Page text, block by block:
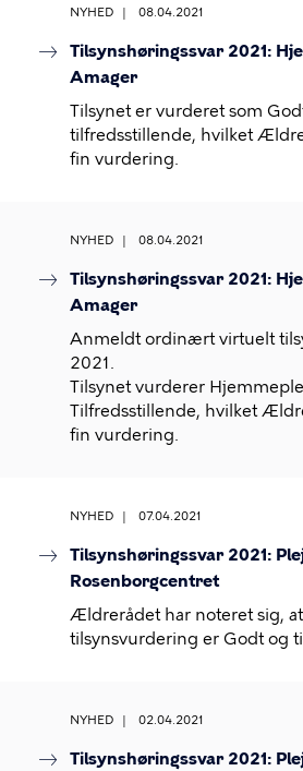
NYHED 08.04.2021
Tilsynshøringssvar 2021:
Amager
Tilsynet er vurderet som
tilfredsstillende, hvilket
fin vurdering.
NYHED 08.04.2021
Tilsynshøringssvar 2021:
Amager
Anmeldt ordinært virtuelt
2021.
Tilsynet vurderer
Tilfredsstillende, hvilket
fin vurdering.
NYHED 07.04.2021
Tilsynshøringssvar 2021:
Rosenborgcentret
Ældrerådet har noteret sig,
tilsynsvurdering er Godt og
NYHED 02.04.2021
Tilsynshøringssvar 2021: